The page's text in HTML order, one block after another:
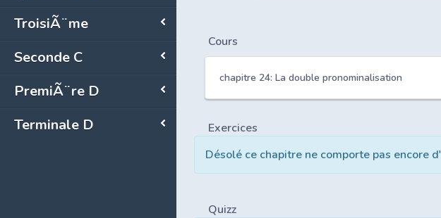
TroisiÃ¨me
Seconde C
PremiÃ¨re D
Terminale D
Cours
chapitre 24: La double pronominalisation
Exercices
Désolé ce chapitre ne comporte pas encore
Quizz